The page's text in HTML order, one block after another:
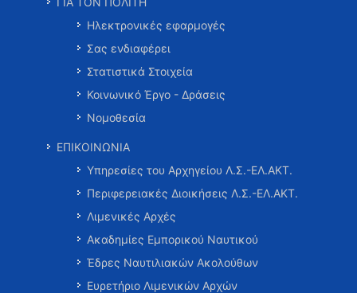
Ηλεκτρονικές εφαρμογές
Σας ενδιαφέρει
Στατιστικά Στοιχεία
Κοινωνικό Έργο - Δράσεις
Νομοθεσία
ΕΠΙΚΟΙΝΩΝΙΑ
Υπηρεσίες του Αρχηγείου Λ.Σ.-ΕΛ.ΑΚΤ.
Περιφερειακές Διοικήσεις Λ.Σ.-ΕΛ.ΑΚΤ.
Λιμενικές Αρχές
Ακαδημίες Εμπορικού Ναυτικού
Έδρες Ναυτιλιακών Ακολούθων
Ευρετήριο Λιμενικών Αρχών